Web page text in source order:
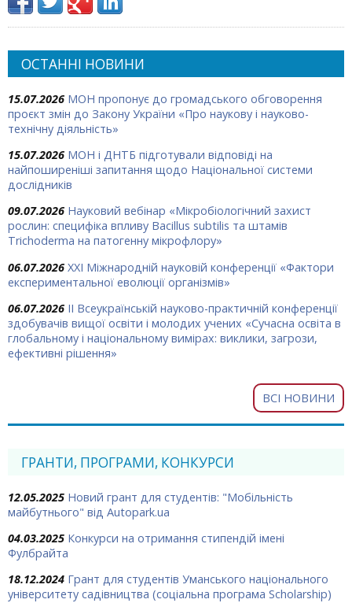
ОСТАННІ НОВИНИ
15.07.2026 МОН пропонує до громадського обговорення
проєкт змін до Закону України «Про наукову і науково-
технічну діяльність»
15.07.2026 МОН і ДНТБ підготували відповіді на
найпоширеніші запитання щодо Національної системи
дослідників
09.07.2026 Науковий вебінар «Мікробіологічний захист
рослин: специфіка впливу Bacillus subtilis та штамів
Trichoderma на патогенну мікрофлору»
06.07.2026 ХХІ Міжнародній науковій конференції «Фактори
експериментальної еволюції організмів»
06.07.2026 ІІ Всеукраїнській науково-практичній конференції
здобувачів вищої освіти і молодих учених «Сучасна освіта в
глобальному і національному вимірах: виклики, загрози,
ефективні рішення»
ВСІ НОВИНИ
ГРАНТИ, ПРОГРАМИ, КОНКУРСИ
12.05.2025 Новий грант для студентів: "Мобільність
майбутнього" від Autopark.ua
04.03.2025 Конкурси на отримання стипендій імені
Фулбрайта
18.12.2024 Грант для студентів Уманського національного
університету садівництва (соціальна програма Scholarship)